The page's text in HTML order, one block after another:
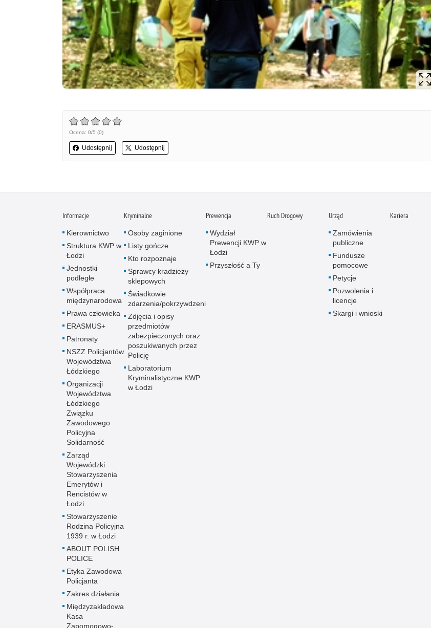
Ocena: 0/5 (0)
Udostępnij Udostępnij
Informacje
Kierownictwo
Struktura KWP w
Łodzi
Jednostki
podległe
Współpraca
międzynarodowa
Prawa człowieka
ERASMUS+
Patronaty
NSZZ Policjantów
Województwa
Łódzkiego
Organizacji
Województwa
Łódzkiego
Związku
Zawodowego
Policyjna
Solidarność
Zarząd
Wojewódzki
Stowarzyszenia
Emerytów i
Rencistów w
Łodzi
Stowarzyszenie
Rodzina Policyjna
1939 r. w Łodzi
ABOUT POLISH
POLICE
Etyka Zawodowa
Policjanta
Zakres działania
Międzyzakładowa
Kasa
Zapomogowo-
Kryminalne
Osoby zaginione
Listy gończe
Kto rozpoznaje
Sprawcy kradzieży
sklepowych
Świadkowie
zdarzenia/pokrzywdzeni
Zdjęcia i opisy
przedmiotów
zabezpieczonych oraz
poszukiwanych przez
Policję
Laboratorium
Kryminalistyczne KWP
w Łodzi
Prewencja
Wydział
Prewencji KWP w
Łodzi
Przyszłość a Ty
Ruch Drogowy Urząd
Zamówienia
publiczne
Fundusze
pomocowe
Petycje
Pozwolenia i
licencje
Skargi i wnioski
Kariera